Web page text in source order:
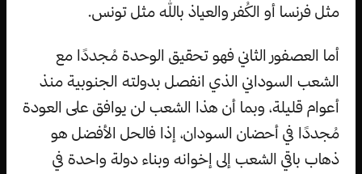
مثل فرنسا أو الكُفر والعياذ بالله مثل تونس.
أما العصفور الثاني فهو تحقيق الوحدة مُجددًا مع
الشعب السوداني الذي انفصل بدولته الجنوبية منذ
أعوام قليلة، وبما أن هذا الشعب لن يوافق على العودة
مُجددًا في أحضان السودان، إذا فالحل الأفضل هو
ذهاب باقي الشعب إلى إخوانه وبناء دولة واحدة في